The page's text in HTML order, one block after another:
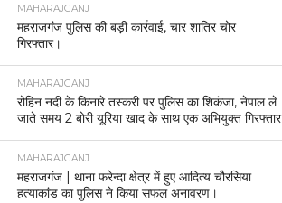
MAHARAJGANJ
महराजगंज पुलिस की बड़ी कार्रवाई, चार शातिर चोर
गिरफ्तार।
MAHARAJGANJ
रोहिन नदी के किनारे तस्करी पर पुलिस का शिकंजा, नेपाल ले
जाते समय 2 बोरी यूरिया खाद के साथ एक अभियुक्त गिरफ्तार
MAHARAJGANJ
महराजगंज | थाना फरेन्दा क्षेत्र में हुए आदित्य चौरसिया
हत्याकांड का पुलिस ने किया सफल अनावरण।